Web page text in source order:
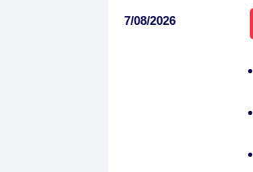
7/08/2026